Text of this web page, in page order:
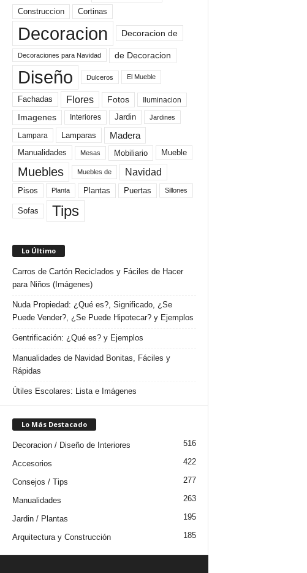
Construccion Cortinas
Decoracion Decoracion de
Decoraciones para Navidad de Decoracion
Diseño Dulceros El Mueble
Fachadas Flores Fotos Iluminacion
Imagenes Interiores Jardin Jardines
Lampara Lamparas Madera
Manualidades Mesas Mobiliario Mueble
Muebles Muebles de Navidad
Pisos Planta Plantas Puertas Sillones
Sofas Tips
Lo Último
Carros de Cartón Reciclados y Fáciles de Hacer
para Niños (Imágenes)
Nuda Propiedad: ¿Qué es?, Significado, ¿Se
Puede Vender?, ¿Se Puede Hipotecar? y Ejemplos
Gentrificación: ¿Qué es? y Ejemplos
Manualidades de Navidad Bonitas, Fáciles y
Rápidas
Útiles Escolares: Lista e Imágenes
Lo Más Destacado
Decoracion / Diseño de Interiores 516
Accesorios 422
Consejos / Tips 277
Manualidades 263
Jardin / Plantas 195
Arquitectura y Construcción 185